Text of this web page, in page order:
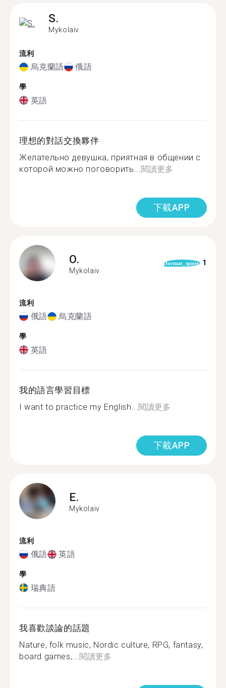
S.
Mykolaiv
流利
烏克蘭語 俄語
學
英語
理想的對話交換夥伴
Желательно девушка, приятная в общении с
которой можно поговорить... 閱讀更多
下載APP
O.
Mykolaiv
format_quote 1
流利
俄語 烏克蘭語
學
英語
我的語言學習目標
I want to practice my English... 閱讀更多
下載APP
E.
Mykolaiv
流利
俄語 英語
學
瑞典語
我喜歡談論的話題
Nature, folk music, Nordic culture, RPG, fantasy,
board games,... 閱讀更多